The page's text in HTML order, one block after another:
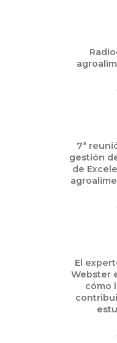
30
Eventos
7ª
gestión
de
29
Ciencia
El
Webster
cómo